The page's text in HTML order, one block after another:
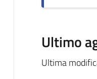
Ultimo
Ultima